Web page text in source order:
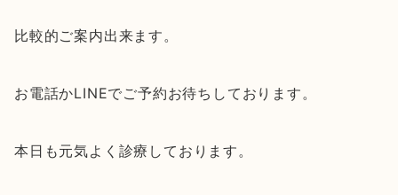
比較的ご案内出来ます。
お電話かLINEでご予約お待ちしております。
本日も元気よく診療しております。